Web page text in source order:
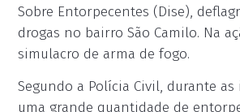
Sobre Entorpecentes (Dise),
drogas no bairro São Camilo. Na
simulacro de arma de fogo.
Segundo a Polícia Civil, durante
uma grande quantidade de